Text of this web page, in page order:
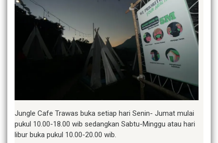
Jungle Cafe Trawas buka setiap hari Senin- Jumat mulai
pukul 10.00-18.00 wib sedangkan Sabtu-Minggu atau hari
libur buka pukul 10.00-20.00 wib.